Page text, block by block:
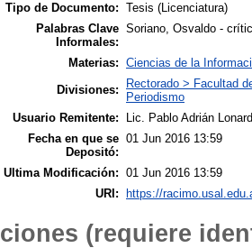
Tipo de Documento: Tesis (Licenciatura)
Palabras Clave
Informales:
Soriano, Osvaldo -
Materias: Ciencias de la
Divisiones:
Rectorado > Facultad
Periodismo
Usuario Remitente:
Lic. Pablo Adrián
Fecha en que se
Depositó:
01 Jun 2016 13:59
Ultima Modificación: 01 Jun 2016 13:59
URI:
https://
(requiere